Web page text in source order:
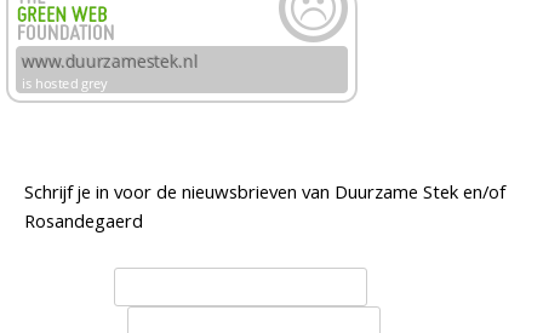
Schrijf je in voor de nieuwsbrieven van Duurzame Stek en/of
Rosandegaerd